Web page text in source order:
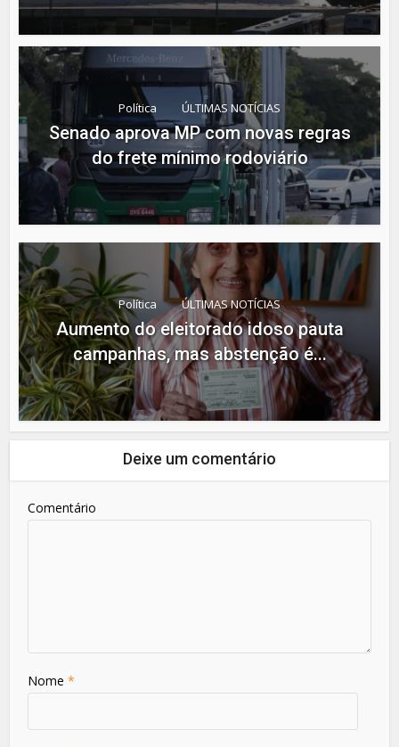
Política ÚLTIMAS NOTÍCIAS
Senado aprova MP com novas regras
do frete mínimo rodoviário
Política ÚLTIMAS NOTÍCIAS
Aumento do eleitorado idoso pauta
campanhas, mas abstenção é...
Deixe um comentário
Comentário
Nome*